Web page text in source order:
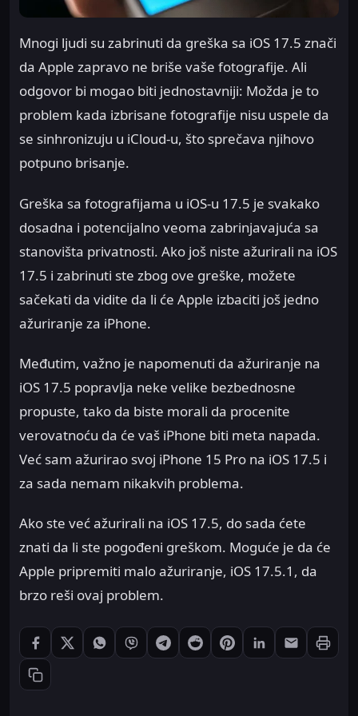
Mnogi ljudi su zabrinuti da greška sa iOS 17.5 znači
da Apple zapravo ne briše vaše fotografije. Ali
odgovor bi mogao biti jednostavniji: Možda je to
problem kada izbrisane fotografije nisu uspele da
se sinhronizuju u iCloud-u, što sprečava njihovo
potpuno brisanje.
Greška sa fotografijama u iOS-u 17.5 je svakako
dosadna i potencijalno veoma zabrinjavajuća sa
stanovišta privatnosti. Ako još niste ažurirali na iOS
17.5 i zabrinuti ste zbog ove greške, možete
sačekati da vidite da li će Apple izbaciti još jedno
ažuriranje za iPhone.
Međutim, važno je napomenuti da ažuriranje na
iOS 17.5 popravlja neke velike bezbednosne
propuste, tako da biste morali da procenite
verovatnoću da će vaš iPhone biti meta napada.
Već sam ažurirao svoj iPhone 15 Pro na iOS 17.5 i
za sada nemam nikakvih problema.
Ako ste već ažurirali na iOS 17.5, do sada ćete
znati da li ste pogođeni greškom. Moguće je da će
Apple pripremiti malo ažuriranje, iOS 17.5.1, da
brzo reši ovaj problem.
Podeli: Facebook
Podeli: XPodeli: WhatsApp
Podeli: Viber
Podeli: Telegram
Podeli: Reddit
Podeli: Pinterest
Podeli: LinkedIn
Podeli:
Kopiraj link